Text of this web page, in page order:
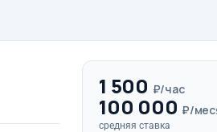
1 500 ₽/час
100 000 ₽/
средняя ставка